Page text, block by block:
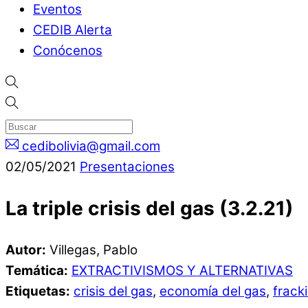
Eventos
CEDIB Alerta
Conócenos
cedibolivia@gmail.com
02/05/2021 Presentaciones
La triple crisis del gas (3.2.21)
Autor: Villegas, Pablo
Temática: EXTRACTIVISMOS Y ALTERNATIVAS
Etiquetas: crisis del gas, economía del gas,